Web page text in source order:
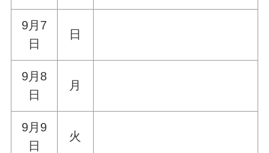
9月7
日
日
9月8
日
月
9月9
日
火